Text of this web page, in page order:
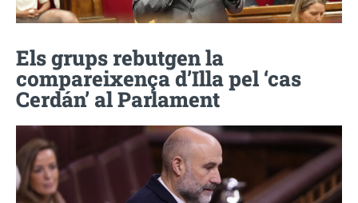
Els grups rebutgen la
compareixença d’Illa pel ‘cas
Cerdán’ al Parlament